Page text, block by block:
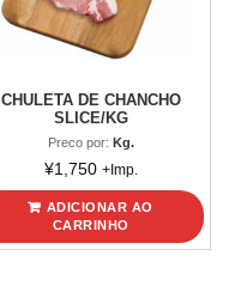
CHULETA DE CHANCHO
SLICE/KG
Preco por: Kg.
¥1,750 +Imp.
ADICIONAR AO
CARRINHO